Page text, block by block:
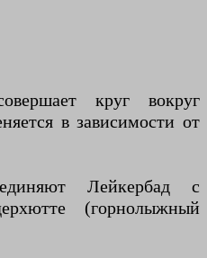
круг вокруг
в зависимости от
Лейкербад с
(горнолыжный